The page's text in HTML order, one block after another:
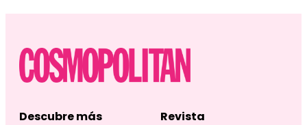
Descubre más
Revista